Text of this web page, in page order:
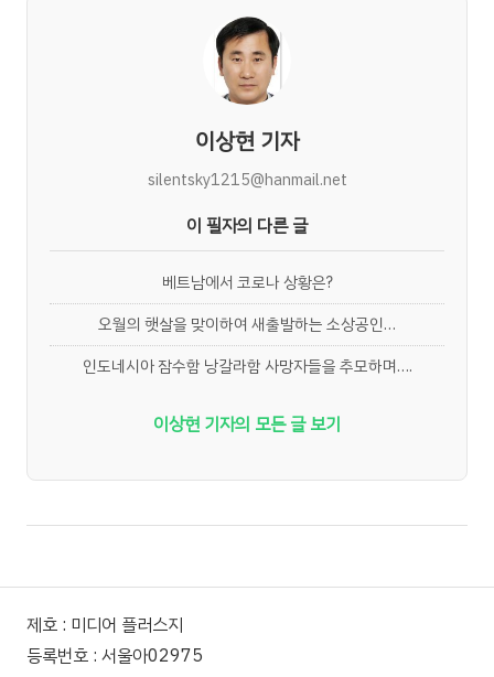
이상현 기자
silentsky1215@hanmail.net
이 필자의 다른 글
베트남에서 코로나 상황은?
오월의 햇살을 맞이하여 새출발하는 소상공인…
인도네시아 잠수함 낭갈라함 사망자들을 추모하며….
이상현 기자의 모든 글 보기
제호 : 미디어 플러스지
등록번호 : 서울아02975